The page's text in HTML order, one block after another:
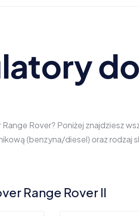
Range Rover? Poniżej znajdziesz
(benzyna/diesel) oraz
Range Rover II